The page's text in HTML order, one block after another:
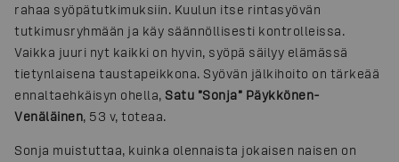
rahaa syöpätutkimuksiin. Kuulun itse rintasyövän
tutkimusryhmään ja käy säännöllisesti kontrolleissa.
Vaikka juuri nyt kaikki on hyvin, syöpä säilyy elämässä
tietynlaisena taustapeikkona. Syövän jälkihoito on tärkeää
ennaltaehkäisyn ohella, Satu ”Sonja” Päykkönen-
Venäläinen, 53 v, toteaa.
Sonja muistuttaa, kuinka olennaista jokaisen naisen on